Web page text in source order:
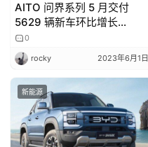
AITO 问界系列 5 月交付
5629 辆新车环比增长
22.7%，M5 智驾版 6 月交
付
0
rocky 2023年6月1日
新能源